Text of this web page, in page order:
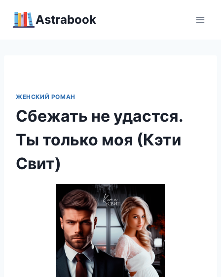
Аstrabook
ЖЕНСКИЙ РОМАН
Сбежать не удастся.
Ты только моя (Кэти
Свит)